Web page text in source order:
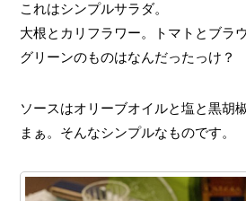
これはシンプルサラダ。
大根とカリフラワー。トマトとブラ
グリーンのものはなんだったっけ？
ソースはオリーブオイルと塩と黒胡
まぁ。そんなシンプルなものです。